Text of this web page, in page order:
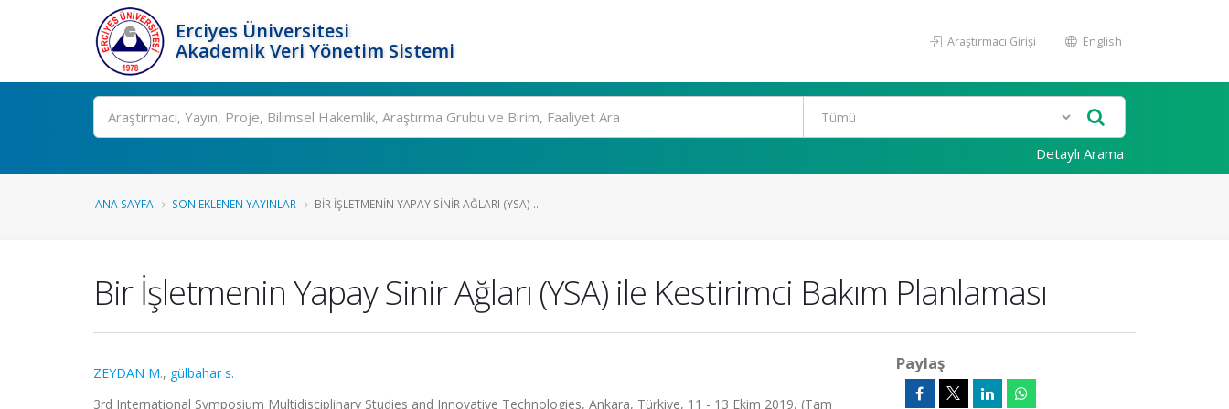
Erciyes Üniversitesi
Akademik Veri Yönetim Sistemi
Araştırmacı Girişi English
Ara
Detaylı Arama
ANA SAYFA SON EKLENEN YAYINLAR BIR İŞLETMENIN YAPAY SINIR AĞLARI (YSA) ...
Bir İşletmenin Yapay Sinir Ağları (YSA) ile Kestirimci Bakım Planlaması
ZEYDAN M., gülbahar s.
3rd International Symposium Multidisciplinary Studies and Innovative Technologies, Ankara, Türkiye, 11 - 13 Ekim 2019, (Tam
Paylaş